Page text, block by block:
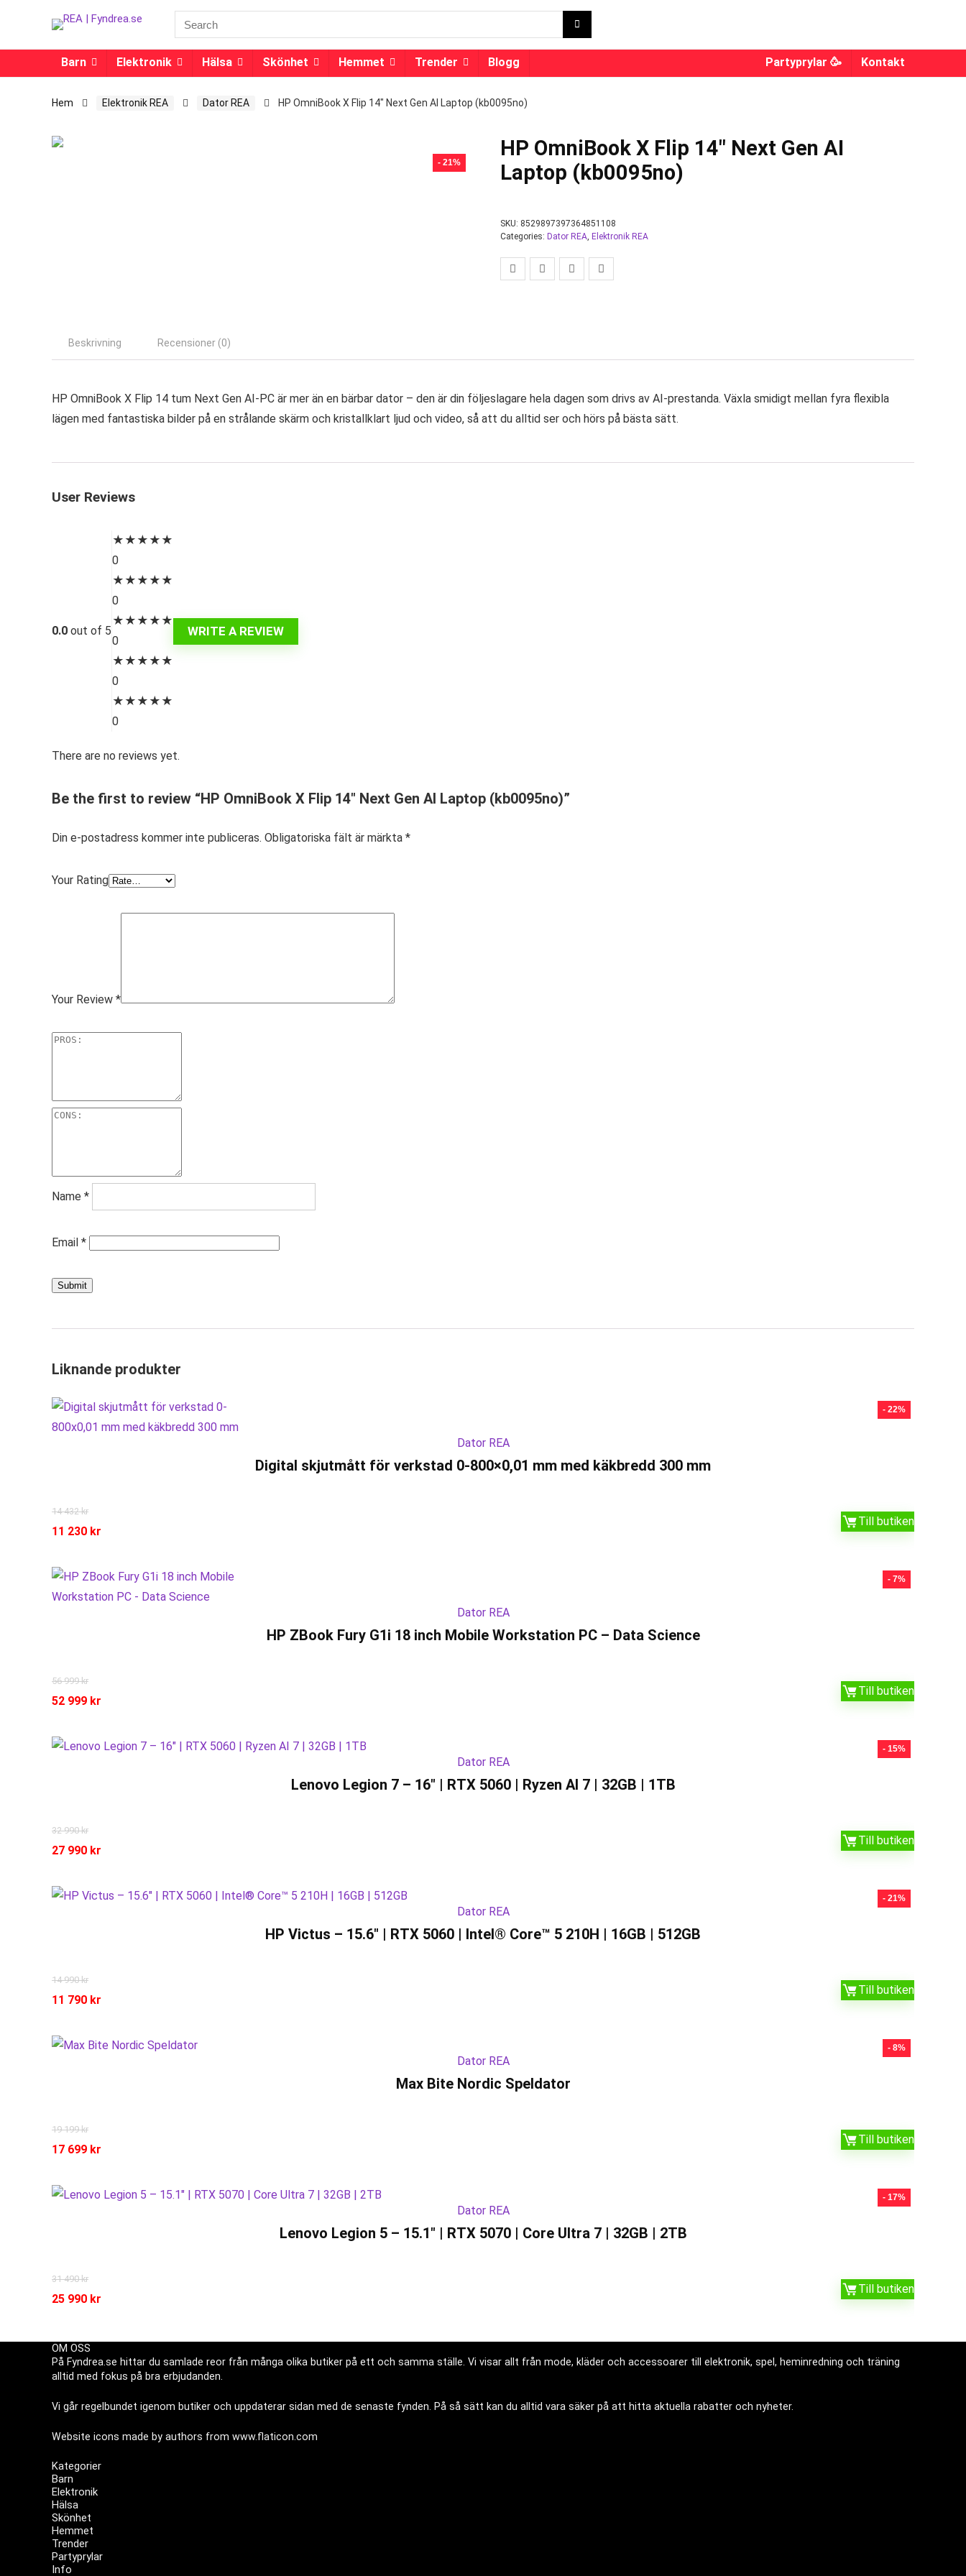
Barn Elektronik Hälsa Skönhet Hemmet Trender Blogg Partyprylar 🥳 Kontakt
Hem Elektronik REA Dator REA HP OmniBook X Flip 14″ Next Gen AI Laptop (kb0095no)
- 21%
HP OmniBook X Flip 14″ Next Gen AI
Laptop (kb0095no)
SKU: 8529897397364851108
Categories: Dator REA, Elektronik REA
Beskrivning Recensioner (0)
HP OmniBook X Flip 14 tum Next Gen AI-PC är mer än en bärbar dator – den är din följeslagare hela dagen som drivs av AI-prestanda. Växla smidigt mellan fyra flexibla
lägen med fantastiska bilder på en strålande skärm och kristallklart ljud och video, så att du alltid ser och hörs på bästa sätt.
User Reviews
0.0 out of 5
★ ★ ★ ★ ★
0
★ ★ ★ ★ ★
0
★ ★ ★ ★ ★
0
★ ★ ★ ★ ★
0
★ ★ ★ ★ ★
0
WRITE A REVIEW
There are no reviews yet.
Be the first to review “HP OmniBook X Flip 14″ Next Gen AI Laptop (kb0095no)”
Din e-postadress kommer inte publiceras. Obligatoriska fält är märkta *
Your Rating
Your Review *
Name *
Email *
Liknande produkter
- 22%
Dator REA
Digital skjutmått för verkstad 0-800×0,01 mm med käkbredd 300 mm
14 432kr
11 230 kr
Till butiken
- 7%
Dator REA
HP ZBook Fury G1i 18 inch Mobile Workstation PC – Data Science
56 999kr
52 999 kr
Till butiken
- 15%
Dator REA
Lenovo Legion 7 – 16″ | RTX 5060 | Ryzen AI 7 | 32GB | 1TB
32 990kr
27 990 kr
Till butiken
- 21%
Dator REA
HP Victus – 15.6″ | RTX 5060 | Intel® Core™ 5 210H | 16GB | 512GB
14 990kr
11 790 kr
Till butiken
- 8%
Dator REA
Max Bite Nordic Speldator
19 199kr
17 699 kr
Till butiken
- 17%
Dator REA
Lenovo Legion 5 – 15.1″ | RTX 5070 | Core Ultra 7 | 32GB | 2TB
31 490kr
25 990 kr
Till butiken
OM OSS
På Fyndrea.se hittar du samlade reor från många olika butiker på ett och samma ställe. Vi visar allt från mode, kläder och accessoarer till elektronik, spel, heminredning och träning
alltid med fokus på bra erbjudanden.
Vi går regelbundet igenom butiker och uppdaterar sidan med de senaste fynden. På så sätt kan du alltid vara säker på att hitta aktuella rabatter och nyheter.
Website icons made by authors from www.flaticon.com
Kategorier
Barn
Elektronik
Hälsa
Skönhet
Hemmet
Trender
Partyprylar
Info